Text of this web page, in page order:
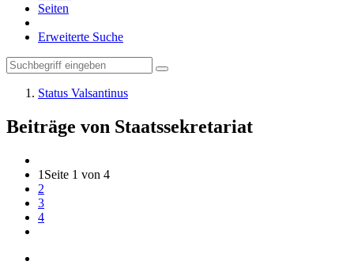
Seiten
Erweiterte Suche
Status Valsantinus
Beiträge von Staatssekretariat
1 Seite 1 von 4
2
3
4